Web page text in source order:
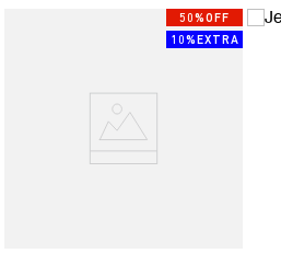
50%OFF
10%EXTRA